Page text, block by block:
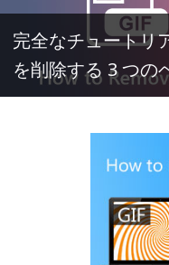
完全なチュートリ
を削除する 3 つの